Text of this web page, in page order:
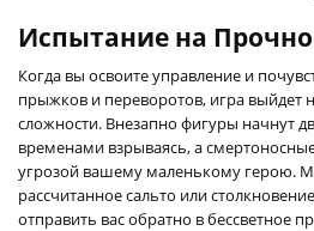
Испытание на
Когда вы освоите управление и
прыжков и переворотов, игра выйдет
сложности. Внезапно фигуры начнут
временами взрываясь, а
угрозой вашему маленькому герою.
рассчитанное сальто или
отправить вас обратно в бессветное